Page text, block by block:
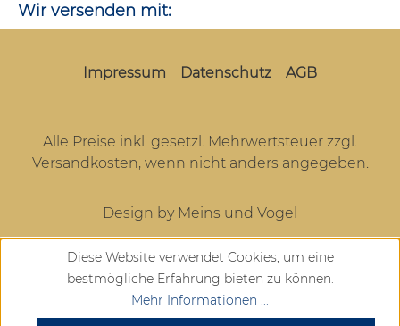
Wir versenden mit:
Impressum Datenschutz AGB
Alle Preise inkl. gesetzl. Mehrwertsteuer zzgl.
Versandkosten, wenn nicht anders angegeben.
Design by Meins und Vogel
Diese Website verwendet Cookies, um eine
bestmögliche Erfahrung bieten zu können.
Mehr Informationen ...
SEHR GUT (4.72 / 5)